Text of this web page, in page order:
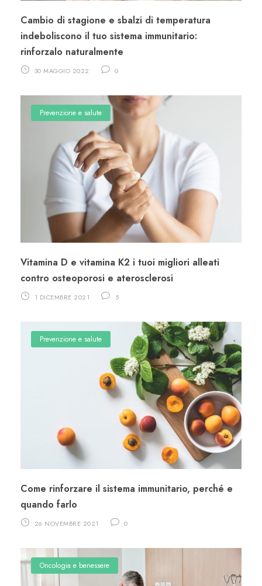
Cambio di stagione e sbalzi di temperatura
indeboliscono il tuo sistema immunitario:
rinforzalo naturalmente
30 MAGGIO 2022 0
Prevenzione e salute
Vitamina D e vitamina K2 i tuoi migliori alleati
contro osteoporosi e aterosclerosi
1 DICEMBRE 2021 5
Prevenzione e salute
Come rinforzare il sistema immunitario, perché e
quando farlo
26 NOVEMBRE 2021 0
Oncologia e benessere